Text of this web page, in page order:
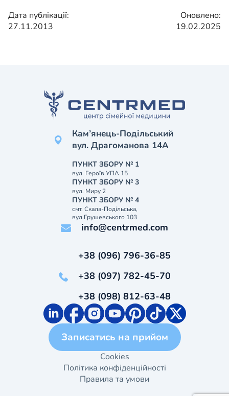
Дата публікації:
27.11.2013
Оновлено:
19.02.2025
Кам’янець-Подільський
вул. Драгоманова 14А
ПУНКТ ЗБОРУ № 1
вул. Героїв УПА 15
ПУНКТ ЗБОРУ № 3
вул. Миру 2
ПУНКТ ЗБОРУ № 4
смт. Скала-Подільська,
вул.Грушевського 103
info@centrmed.com
+38 (096) 796-36-85
+38 (097) 782-45-70
+38 (098) 812-63-48
Записатись на прийом
Cookies
Політика конфіденційності
Правила та умови